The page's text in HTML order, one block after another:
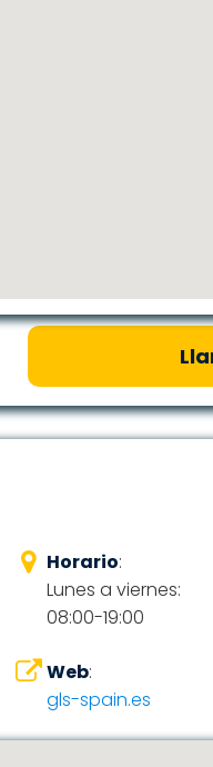
Horario:
Lunes a viernes:
08:00-19:00
Web:
gls-spain.es